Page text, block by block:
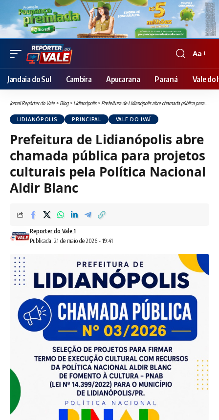
Font
Resizer
Aa
Jandaia do Sul Cambira Apucarana Paraná Vale do
Jornal Repórter do Vale> Blog> Lidianópolis> Prefeitura de Lidianópolis abre chamada pública para projetos culturais pela Política Nacional Aldir Blanc
LIDIANÓPOLIS PRINCIPAL VALE DO IVAÍ
Prefeitura de Lidianópolis abre
chamada pública para projetos
culturais pela Política Nacional
Aldir Blanc
Publicada: 21 de maio de 2026 - 19:41
Reporter do Vale 1